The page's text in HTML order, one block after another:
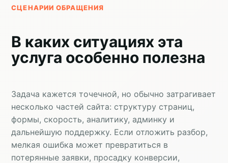
СЦЕНАРИИ ОБРАЩЕНИЯ
В каких ситуациях эта
услуга особенно полезна
Задача кажется точечной, но обычно затрагивает
несколько частей сайта: структуру страниц,
формы, скорость, аналитику, админку и
дальнейшую поддержку. Если отложить разбор,
мелкая ошибка может превратиться в
потерянные заявки, просадку конверсии,